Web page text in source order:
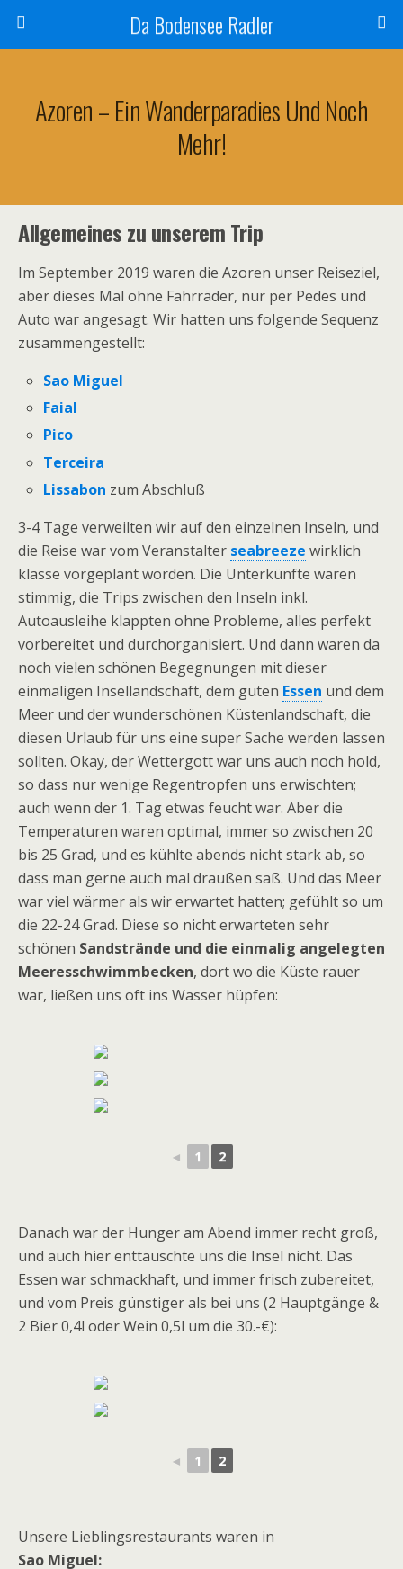
Da Bodensee Radler
Azoren – Ein Wanderparadies Und Noch
Mehr!
Allgemeines zu unserem Trip
Im September 2019 waren die Azoren unser Reiseziel,
aber dieses Mal ohne Fahrräder, nur per Pedes und
Auto war angesagt. Wir hatten uns folgende Sequenz
zusammengestellt:
Sao Miguel
Faial
Pico
Terceira
Lissabon zum Abschluß
3-4 Tage verweilten wir auf den einzelnen Inseln, und
die Reise war vom Veranstalter seabreeze wirklich
klasse vorgeplant worden. Die Unterkünfte waren
stimmig, die Trips zwischen den Inseln inkl.
Autoausleihe klappten ohne Probleme, alles perfekt
vorbereitet und durchorganisiert. Und dann waren da
noch vielen schönen Begegnungen mit dieser
einmaligen Insellandschaft, dem guten Essen und dem
Meer und der wunderschönen Küstenlandschaft, die
diesen Urlaub für uns eine super Sache werden lassen
sollten. Okay, der Wettergott war uns auch noch hold,
so dass nur wenige Regentropfen uns erwischten;
auch wenn der 1. Tag etwas feucht war. Aber die
Temperaturen waren optimal, immer so zwischen 20
bis 25 Grad, und es kühlte abends nicht stark ab, so
dass man gerne auch mal draußen saß. Und das Meer
war viel wärmer als wir erwartet hatten; gefühlt so um
die 22-24 Grad. Diese so nicht erwarteten sehr
schönen Sandstrände und die einmalig angelegten
Meeresschwimmbecken, dort wo die Küste rauer
war, ließen uns oft ins Wasser hüpfen:
◄ 1 2
Danach war der Hunger am Abend immer recht groß,
und auch hier enttäuschte uns die Insel nicht. Das
Essen war schmackhaft, und immer frisch zubereitet,
und vom Preis günstiger als bei uns (2 Hauptgänge &
2 Bier 0,4l oder Wein 0,5l um die 30.-€):
◄ 1 2
Unsere Lieblingsrestaurants waren in
Sao Miguel: